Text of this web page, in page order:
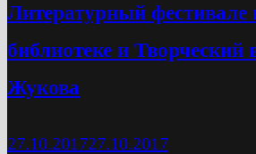
Литературный фестивале
библиотеке и Творческий
Жукова
27.10.201727.10.2017